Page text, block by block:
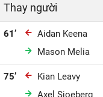
Thay người
61’
Aidan Keena
Mason Melia
75’
Kian Leavy
Axel Sjoeberg